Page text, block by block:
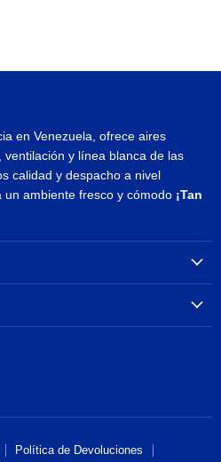
en Venezuela, ofrece aires
y línea blanca de las
calidad y despacho a nivel
ambiente fresco y cómodo ¡Tan
Política de Devoluciones